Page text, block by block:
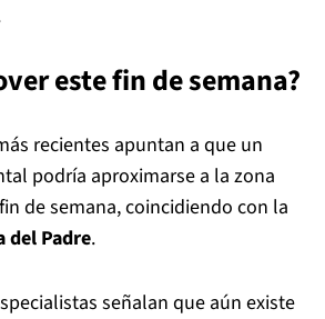
este fin de semana?
recientes apuntan a que un
podría aproximarse a la zona
de semana, coincidiendo con la
del Padre.
señalan que aún existe